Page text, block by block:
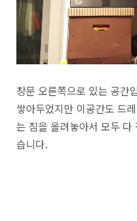
창문 오른쪽으로 있는 공간
쌓아두었지만 이공간도 드
는 짐을 올려놓아서 모두 다
습니다.